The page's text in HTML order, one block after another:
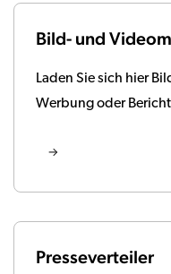
Bild- und
Laden Sie sich hier
Werbung oder
Presseverteiler